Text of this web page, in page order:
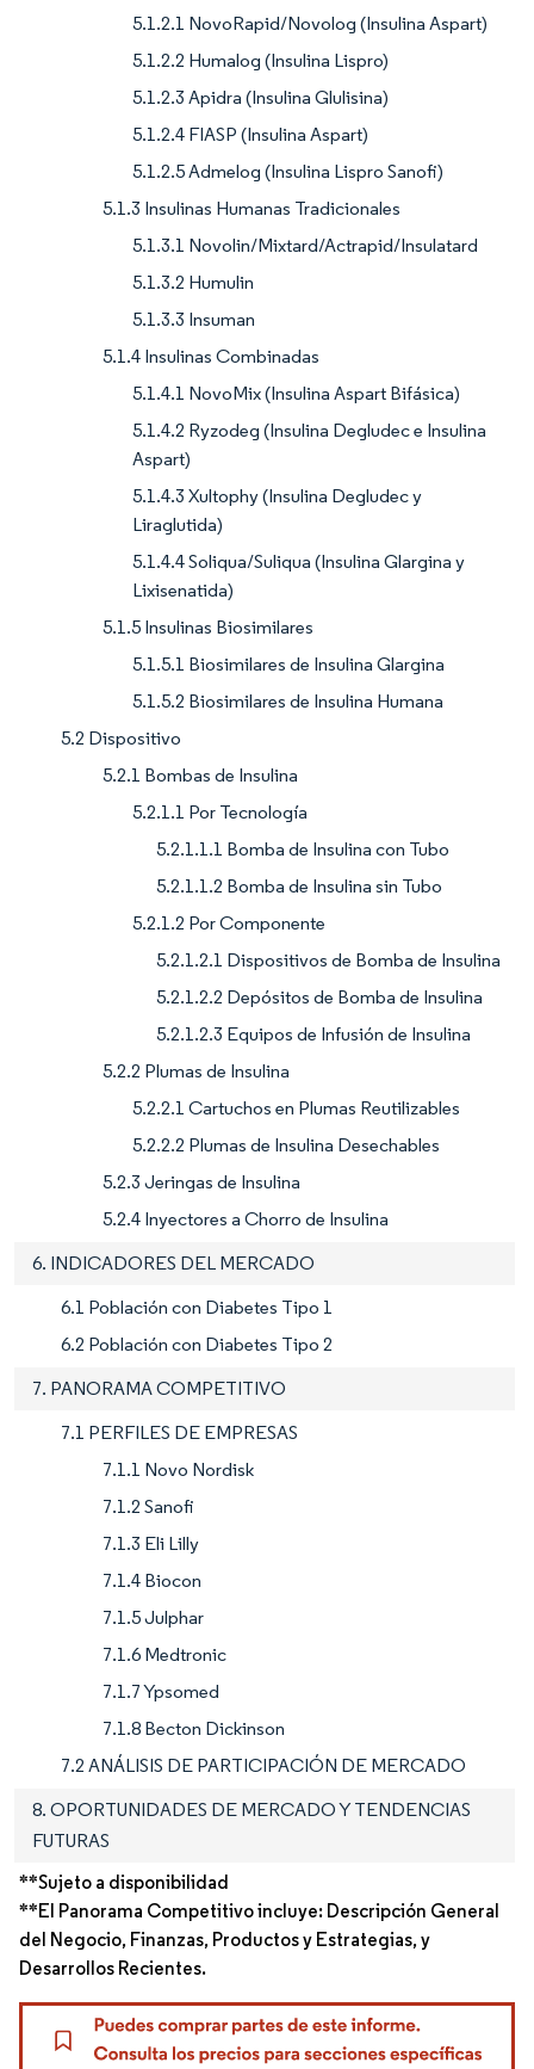
5.1.2.1 NovoRapid/Novolog (Insulina Aspart)
5.1.2.2 Humalog (Insulina Lispro)
5.1.2.3 Apidra (Insulina Glulisina)
5.1.2.4 FIASP (Insulina Aspart)
5.1.2.5 Admelog (Insulina Lispro Sanofi)
5.1.3 Insulinas Humanas Tradicionales
5.1.3.1 Novolin/Mixtard/Actrapid/Insulatard
5.1.3.2 Humulin
5.1.3.3 Insuman
5.1.4 Insulinas Combinadas
5.1.4.1 NovoMix (Insulina Aspart Bifásica)
5.1.4.2 Ryzodeg (Insulina Degludec e Insulina
Aspart)
5.1.4.3 Xultophy (Insulina Degludec y
Liraglutida)
5.1.4.4 Soliqua/Suliqua (Insulina Glargina y
Lixisenatida)
5.1.5 Insulinas Biosimilares
5.1.5.1 Biosimilares de Insulina Glargina
5.1.5.2 Biosimilares de Insulina Humana
5.2 Dispositivo
5.2.1 Bombas de Insulina
5.2.1.1 Por Tecnología
5.2.1.1.1 Bomba de Insulina con Tubo
5.2.1.1.2 Bomba de Insulina sin Tubo
5.2.1.2 Por Componente
5.2.1.2.1 Dispositivos de Bomba de Insulina
5.2.1.2.2 Depósitos de Bomba de Insulina
5.2.1.2.3 Equipos de Infusión de Insulina
5.2.2 Plumas de Insulina
5.2.2.1 Cartuchos en Plumas Reutilizables
5.2.2.2 Plumas de Insulina Desechables
5.2.3 Jeringas de Insulina
5.2.4 Inyectores a Chorro de Insulina
6. INDICADORES DEL MERCADO
6.1 Población con Diabetes Tipo 1
6.2 Población con Diabetes Tipo 2
7. PANORAMA COMPETITIVO
7.1 PERFILES DE EMPRESAS
7.1.1 Novo Nordisk
7.1.2 Sanofi
7.1.3 Eli Lilly
7.1.4 Biocon
7.1.5 Julphar
7.1.6 Medtronic
7.1.7 Ypsomed
7.1.8 Becton Dickinson
7.2 ANÁLISIS DE PARTICIPACIÓN DE MERCADO
8. OPORTUNIDADES DE MERCADO Y TENDENCIAS
FUTURAS
**Sujeto a disponibilidad
**El Panorama Competitivo incluye: Descripción General
del Negocio, Finanzas, Productos y Estrategias, y
Desarrollos Recientes.